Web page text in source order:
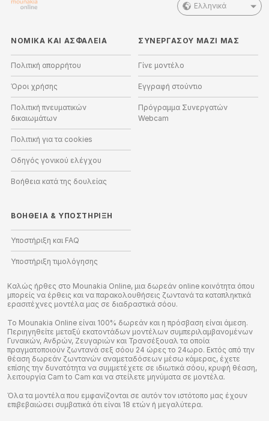
Ελληνικά
ΝΟΜΙΚΑ ΚΑΙ ΑΣΦΑΛΕΙΑ
Πολιτική απορρήτου
Όροι χρήσης
Πολιτική πνευματικών
δικαιωμάτων
Πολιτική για τα cookies
Οδηγός γονικού ελέγχου
Βοήθεια κατά της δουλείας
ΣΥΝΕΡΓΑΣΟΥ ΜΑΖΙ ΜΑΣ
Γίνε μοντέλο
Εγγραφή στούντιο
Πρόγραμμα Συνεργατών
Webcam
ΒΟΉΘΕΙΑ & ΥΠΟΣΤΉΡΙΞΗ
Υποστήριξη και FAQ
Υποστήριξη τιμολόγησης
Καλώς ήρθες στο Mounakia Online, μια δωρεάν online κοινότητα όπου
μπορείς να έρθεις και να παρακολουθήσεις ζωντανά τα καταπληκτικά
ερασιτέχνες μοντέλα μας σε διαδραστικά σόου.
Το Mounakia Online είναι 100% δωρεάν και η πρόσβαση είναι άμεση.
Περιηγηθείτε μεταξύ εκατοντάδων μοντέλων συμπεριλαμβανομένων
Γυναικών, Ανδρών, Ζευγαριών και Τρανσέξουαλ τα οποία
πραγματοποιούν ζωντανά σεξ σόου 24 ώρες το 24ωρο. Εκτός από την
θέαση δωρεάν ζωντανών αναμεταδόσεων μέσω κάμερας, έχετε
επίσης την δυνατότητα να συμμετέχετε σε ιδιωτικά σόου, κρυφή θέαση,
λειτουργία Cam to Cam και να στείλετε μηνύματα σε μοντέλα.
Όλα τα μοντέλα που εμφανίζονται σε αυτόν τον ιστότοπο μας έχουν
επιβεβαιώσει συμβατικά ότι είναι 18 ετών ή μεγαλύτερα.